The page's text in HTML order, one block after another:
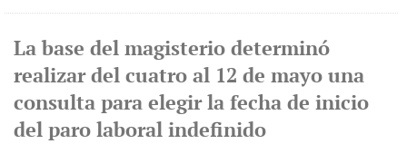
La base del magisterio determinó
realizar del cuatro al 12 de mayo una
consulta para elegir la fecha de inicio
del paro laboral indefinido